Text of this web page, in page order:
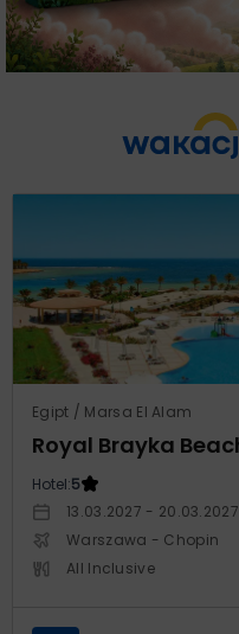
Egipt / Marsa El Alam
Hotel:5
13.03.2027 - 20.03.2027
Warszawa - Chopin
All Inclusive